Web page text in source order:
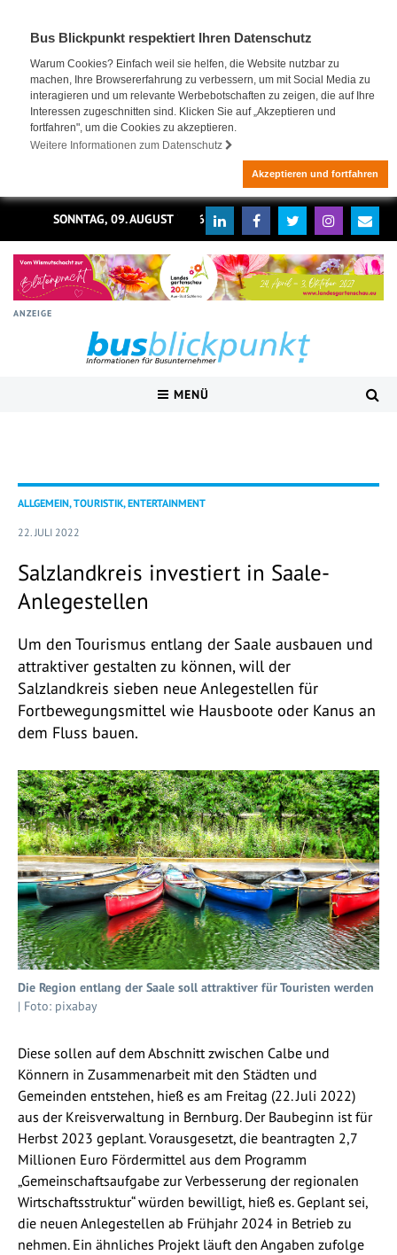
Bus Blickpunkt respektiert Ihren Datenschutz
Warum Cookies? Einfach weil sie helfen, die Website nutzbar zu
machen, Ihre Browsererfahrung zu verbessern, um mit Social Media zu
interagieren und um relevante Werbebotschaften zu zeigen, die auf Ihre
Interessen zugeschnitten sind. Klicken Sie auf „Akzeptieren und
fortfahren", um die Cookies zu akzeptieren.
Weitere Informationen zum Datenschutz
Akzeptieren und fortfahren
SONNTAG, 09. AUGUST 2026
ANZEIGE
MENÜ
ALLGEMEIN, TOURISTIK, ENTERTAINMENT
22. JULI 2022
Salzlandkreis investiert in Saale-
Anlegestellen
Um den Tourismus entlang der Saale ausbauen und
attraktiver gestalten zu können, will der
Salzlandkreis sieben neue Anlegestellen für
Fortbewegungsmittel wie Hausboote oder Kanus an
dem Fluss bauen.
Die Region entlang der Saale soll attraktiver für Touristen werden
| Foto: pixabay
Diese sollen auf dem Abschnitt zwischen Calbe und
Könnern in Zusammenarbeit mit den Städten und
Gemeinden entstehen, hieß es am Freitag (22. Juli 2022)
aus der Kreisverwaltung in Bernburg. Der Baubeginn ist für
Herbst 2023 geplant. Vorausgesetzt, die beantragten 2,7
Millionen Euro Fördermittel aus dem Programm
„Gemeinschaftsaufgabe zur Verbesserung der regionalen
Wirtschaftsstruktur“ würden bewilligt, hieß es. Geplant sei,
die neuen Anlegestellen ab Frühjahr 2024 in Betrieb zu
nehmen. Ein ähnliches Projekt läuft den Angaben zufolge